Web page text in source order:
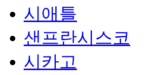
시애틀
샌프란시스코
시카고